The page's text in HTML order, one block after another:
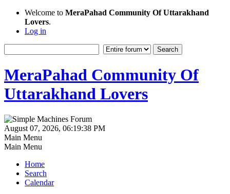
Welcome to MeraPahad Community Of Uttarakhand
Lovers.
Log in
MeraPahad Community Of
Uttarakhand Lovers
August 07, 2026, 06:19:38 PM
Main Menu
Main Menu
Home
Search
Calendar